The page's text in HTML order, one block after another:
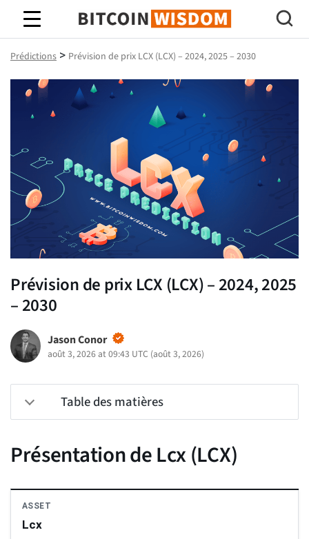
Bitcoin Sagesse
Prédictions > Prévision de prix LCX (LCX) – 2024, 2025 – 2030
Prévision de prix LCX (LCX) – 2024, 2025
– 2030
Jason Conor
août 3, 2026 at 09:43 UTC (août 3, 2026)
Table des matières
Présentation de Lcx (LCX)
ASSET
Lcx